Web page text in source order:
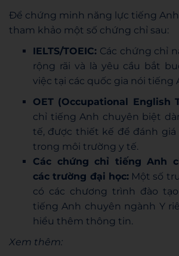
Để chứng minh năng lực tiếng
tham khảo một số chứng chỉ sau:
IELTS/TOEIC: Các chứng chỉ
rộng rãi và là yêu cầu bắt
việc tại các quốc gia nói tiếng
OET (Occupational English
chỉ tiếng Anh chuyên biệt
tế, được thiết kế để đánh
trong môi trường y tế.
Các chứng chỉ tiếng Anh
các trường đại học:Một số
có các chương trình đào
tiếng Anh chuyên ngành Y
hiểu thêm thông tin.
Xem thêm: